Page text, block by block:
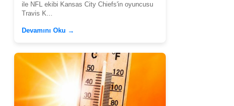
ile NFL ekibi Kansas City Chiefs'in oyuncusu
Travis K...
Devamını Oku →